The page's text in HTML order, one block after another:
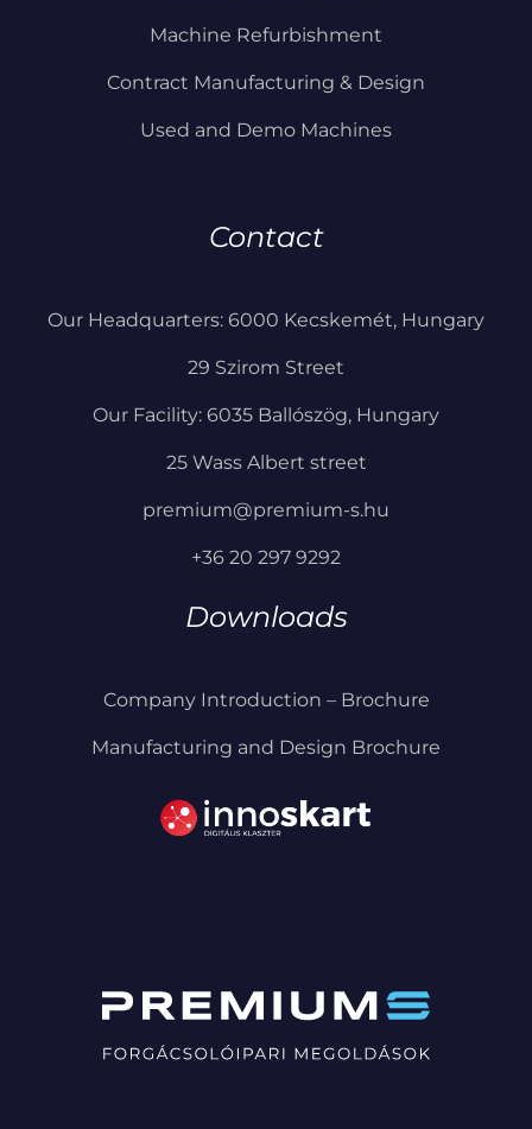
Machine Refurbishment
Contract Manufacturing & Design
Used and Demo Machines
Contact
Our Headquarters: 6000 Kecskemét, Hungary
29 Szirom Street
Our Facility: 6035 Ballószög, Hungary
25 Wass Albert street
premium@premium-s.hu
+36 20 297 9292
Downloads
Company Introduction – Brochure
Manufacturing and Design Brochure